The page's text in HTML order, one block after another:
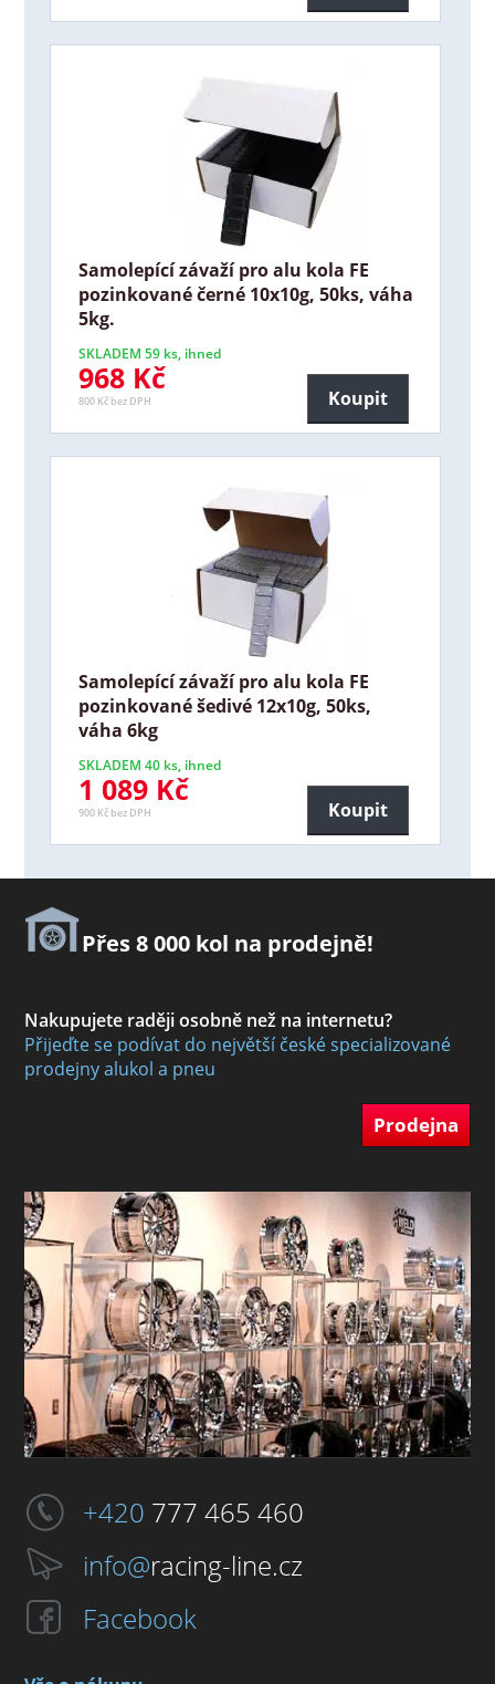
Samolepící závaží pro alu kola FE
pozinkované černé 10x10g, 50ks, váha
5kg.
SKLADEM 59 ks, ihned
968 Kč
800 Kč bez DPH Koupit
Samolepící závaží pro alu kola FE
pozinkované šedivé 12x10g, 50ks,
váha 6kg
SKLADEM 40 ks, ihned
1 089 Kč
900 Kč bez DPH Koupit
Přes 8 000 kol na prodejně!
Nakupujete raději osobně než na internetu?
Přijeďte se podívat do největší české specializované
prodejny alukol a pneu
Prodejna
+420 777 465 460
info@racing-line.cz
Facebook